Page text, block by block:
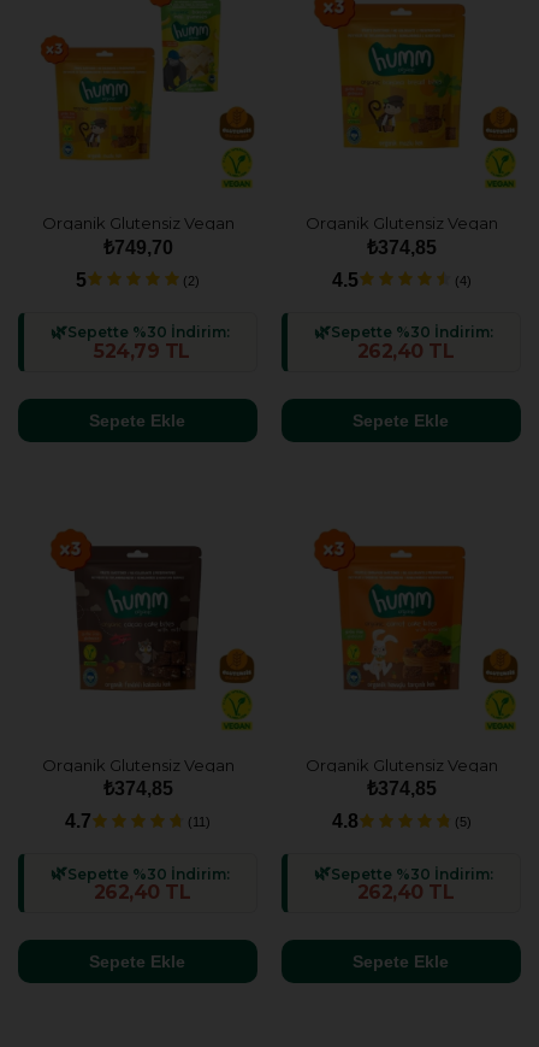
Organik Glutensiz Vegan
Muzlu Atıştırmalık Paketi - 6
adet (2 çeşit)
₺749,70
5
(2)
Sepette %30 İndirim:
524,79 TL
Sepete Ekle
Organik Glutensiz Vegan
Muzlu Kek Atıştırmalık Paketi
- 3 adet
₺374,85
4.5
(4)
Sepette %30 İndirim:
262,40 TL
Sepete Ekle
Organik Glutensiz Vegan
Kakaolu ve Fındıklı Kek
Atıştırmalık Paketi - 3 adet
₺374,85
4.7
(11)
Sepette %30 İndirim:
262,40 TL
Sepete Ekle
Organik Glutensiz Vegan
Havuçlu ve Tarçınlı Kek
Atıştırmalık Paketi - 3 adet
₺374,85
4.8
(5)
Sepette %30 İndirim:
262,40 TL
Sepete Ekle